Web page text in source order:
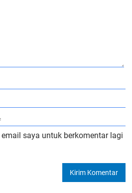
saya untuk berkomentar lagi